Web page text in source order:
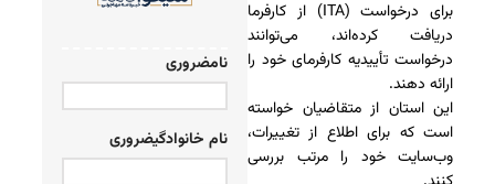
برای درخواست (ITA) از کارفرما
دریافت کرده‌اند، می‌توانند
درخواست تأییدیه کارفرمای خود را
ارائه دهند.
این استان از متقاضیان خواسته
است که برای اطلاع از تغییرات،
وب‌سایت خود را مرتب بررسی
نامضروری
نام خانوادگیضروری